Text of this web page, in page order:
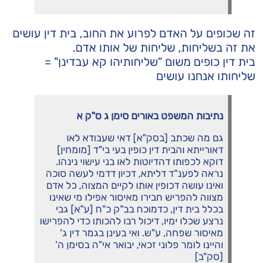
זה שכופים על האדם לפרוע את החוב, בית דין עושים
את זה בשליחות, שליחות של אותו אדם.
בית דין כופים משום "שליחותיהו קא עבדינן" =
שליחותו אנחנו עושים
נתיבות המשפט באורים סימן ג ס"ק א
גם מה שכתב [בסק"א] דאי שעבודא לאו
דאורייתא והבית דין כופין בעי בי"ד [מומחין]
דוקא לכפותו דהדיוטות לאו בני עישוי נינהו.
נראה לפענ"ד דליתא, דכיון דדמי לעשה סוכה
ואינו עושה דכופין אותו לקיים המצוה, כל אדם
מצווה להפריש חבירו מאיסור אפילו מי שאינו
בכלל בית דין, כדמוכח בב"ק כ"ח [ע"א] גבי
נרצע שכלו ימיו, דיכול רבו להכותו כדי להפרישו
מאיסור שפחה, ע"ש. ואי בעינן בגמר דין ג'
והיינו לומר פלוני זכאי, יבואר אי"ה בסימן ה'
[סק"ב]